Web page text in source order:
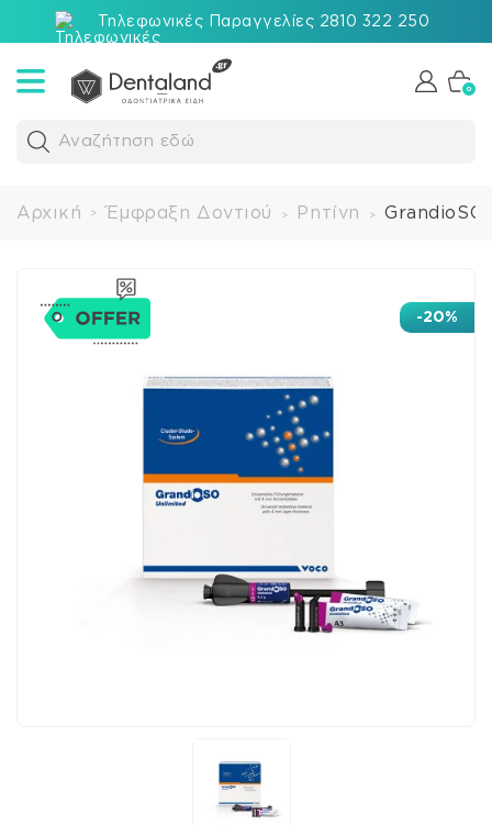
Τηλεφωνικές Παραγγελίες 2810 322 250
Αναζήτηση εδώ
0
Αρχική > Έμφραξη Δοντιού > Ρητίνη >
-20%